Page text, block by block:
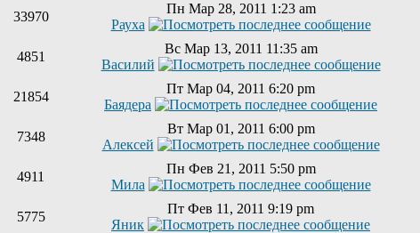
33970
Пн Мар 28, 2011 1:23 am
Рауха
4851
Вс Мар 13, 2011 11:35 am
Василий
21854
Пт Мар 04, 2011 6:20 pm
Баядера
7348
Вт Мар 01, 2011 6:00 pm
Алексей
4911
Пн Фев 21, 2011 5:50 pm
Мила
5775
Пт Фев 11, 2011 9:19 pm
Яник